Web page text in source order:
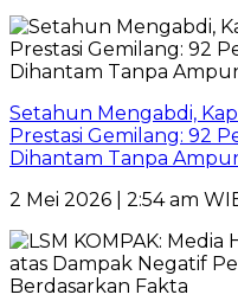
Setahun Mengabdi,
Prestasi Gemilang: 92
Dihantam Tanpa
2 Mei 2026 | 2:54 am